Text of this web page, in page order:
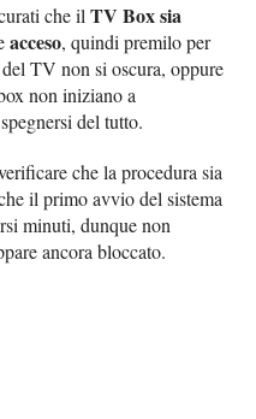
che ilTV Box sia
acceso, quindi premilo per
TV non si oscura, oppure
non iniziano a
del tutto.
che la procedura sia
il primo avvio del sistema
minuti, dunque non
ancora bloccato.